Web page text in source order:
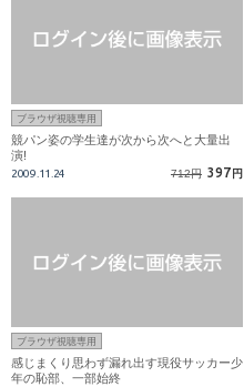
ブラウザ視聴専用
競パン姿の学生達が次から次へと大量出
演!
2009.11.24 712円 397 円
ブラウザ視聴専用
感じまくり思わず漏れ出す現役サッカー少
年の恥部、一部始終